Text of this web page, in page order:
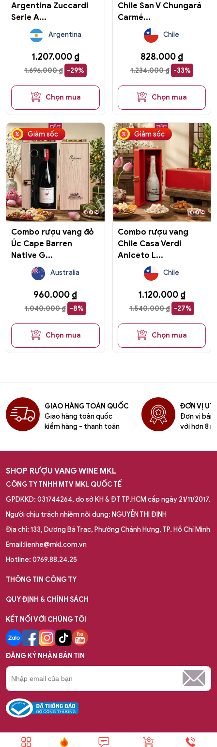
Argentina Zuccardi
Serie A...
Argentina
1.696.000₫ -29%
1.207.000 ₫
Chọn mua
Chile San V Chungará
Carmé...
Chile
1.234.000₫ -33%
828.000 ₫
Chọn mua
Giảm sốc
Combo rượu vang đỏ
Úc Cape Barren
Native G...
Australia
1.040.000₫ -8%
960.000 ₫
Chọn mua
Giảm sốc
Combo rượu vang
Chile Casa Verdi
Aniceto L...
Chile
1.540.000₫ -27%
1.120.000 ₫
Chọn mua
GIAO HÀNG TOÀN QUỐC
Giao hàng toàn quốc
kiểm hàng - thanh toán
ĐƠN VỊ UY
Đơn vị bán
với hơn 8
SHOP RƯỢU VANG WINE MKL
CÔNG TY TNHH MTV MKL QUỐC TẾ
GPDKKD: 031744264, do sở KH & ĐT TP.HCM cấp ngày 21/11/2017.
Người chịu trách nhiệm nội dung: NGUYỄN THỊ ĐỊNH
Địa chỉ: 133, Dương Bá Trạc, Phường Chánh Hưng, TP. Hồ Chí Minh
Email:lienhe@mkl.com.vn
Hotline: 0769.88.24.25
THÔNG TIN CÔNG TY
QUY ĐỊNH & CHÍNH SÁCH
KẾT NỐI VỚI CHÚNG TÔI
ĐĂNG KÝ NHẬN BẢN TIN
Copyright © 2023 Bản quyền thuộc về Công ty TNHH MTV MKL